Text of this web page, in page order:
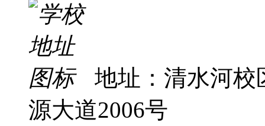
地址：清水河校
源大道2006号